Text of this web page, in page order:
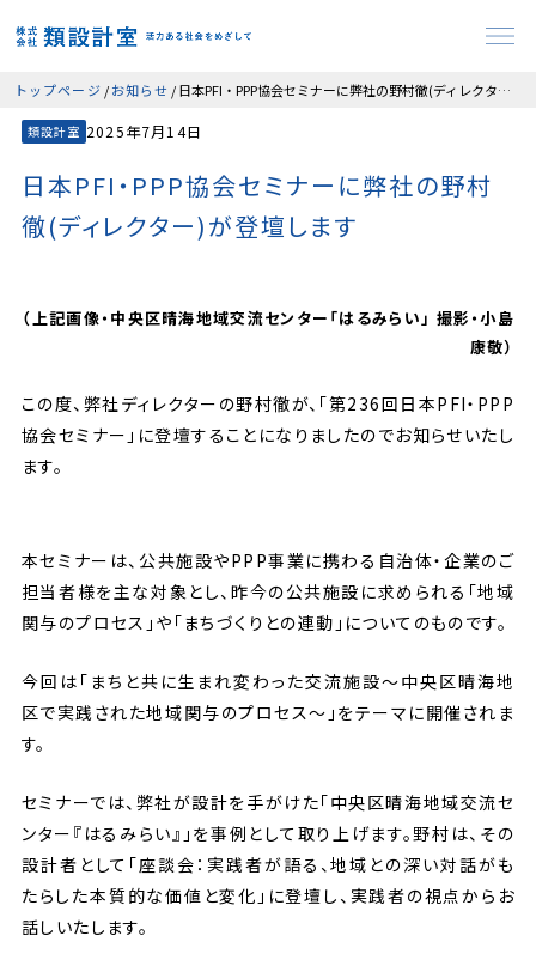
トップページ お知らせ 日本PFI・PPP協会セミナーに弊社の野村徹(ディレクター)が登壇します
類設計室 2025年7月14日
日本PFI・PPP協会セミナーに弊社の野村
徹(ディレクター)が登壇します
（上記画像・中央区晴海地域交流センター「はるみらい」 撮影・小島
康敬）
この度、弊社ディレクターの野村徹が、「第236回日本PFI・PPP
協会セミナー」に登壇することになりましたのでお知らせいたし
ます。
本セミナーは、公共施設やPPP事業に携わる自治体・企業のご
担当者様を主な対象とし、昨今の公共施設に求められる「地域
関与のプロセス」や「まちづくりとの連動」についてのものです。
今回は「まちと共に生まれ変わった交流施設～中央区晴海地
区で実践された地域関与のプロセス～」をテーマに開催されま
す。
セミナーでは、弊社が設計を手がけた「中央区晴海地域交流セ
ンター『はるみらい』」を事例として取り上げます。野村は、その
設計者として「座談会：実践者が語る、地域との深い対話がも
たらした本質的な価値と変化」に登壇し、実践者の視点からお
話しいたします。